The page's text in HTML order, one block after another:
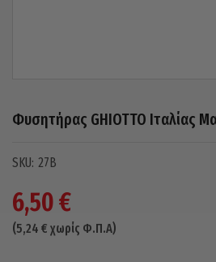
Φυσητήρας GHIOTTO Ιταλίας
27B
6,50€
(5,24 € χωρίς Φ.Π.Α)